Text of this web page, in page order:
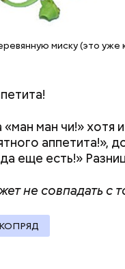
миску (это уже
ман чи!» хотя
аппетита!»,
еще есть!»
не совпадать с
преподобный
христианской
Богу. Целыми
и читал книги.
богатства,
Он был
творимые силой
с